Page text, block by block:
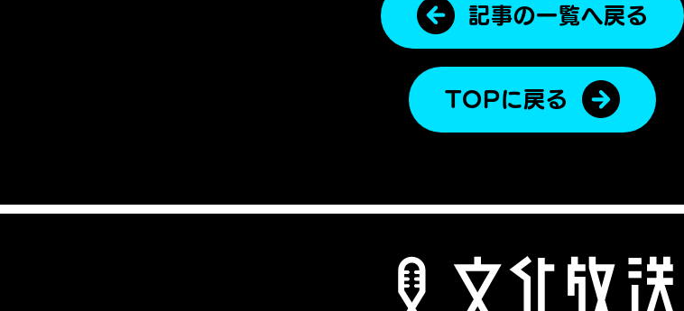
記事の一覧へ戻る
TOPに戻る